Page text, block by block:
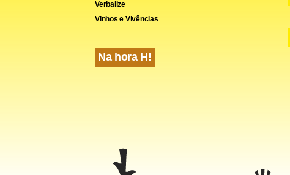
Telegram
Share
Verbalize
Vinhos e Vivências
Na hora H!